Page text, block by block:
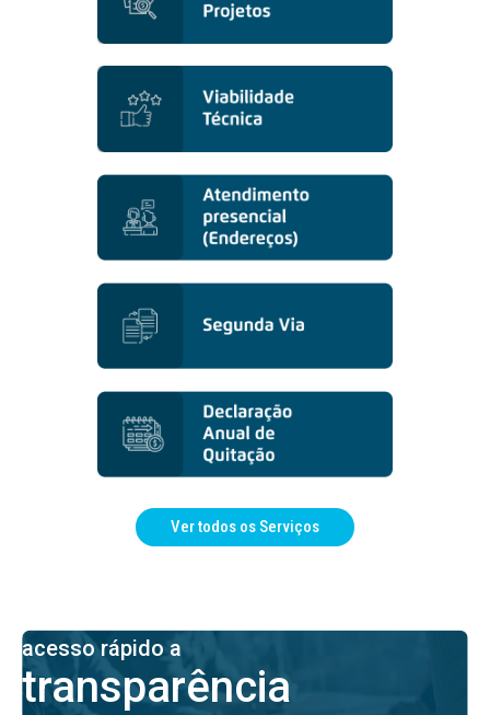
Ver todos os Serviços
acesso rápido a
transparência